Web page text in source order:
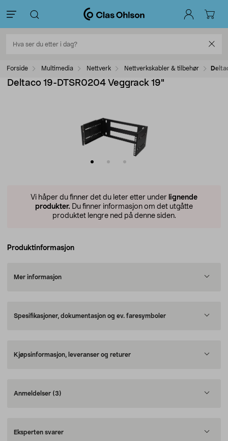
Forside Multimedia Nettverk Nettverkskabler & tilbehør
Deltaco 19-DTSR0204 Veggrack 19"
Vi håper du finner det du leter etter under lignende
produkter. Du finner informasjon om det utgåtte
produktet lengre ned på denne siden.
Produktinformasjon
Mer informasjon
Spesifikasjoner, dokumentasjon og ev. faresymboler
Kjøpsinformasjon, leveranser og returer
Anmeldelser (3)
Eksperten svarer